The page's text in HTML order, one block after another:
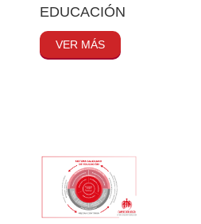
EDUCACIÓN
VER MÁS